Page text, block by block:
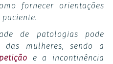
fornecer orientações
de patologias pode
mulheres, sendo a
e a incontinência